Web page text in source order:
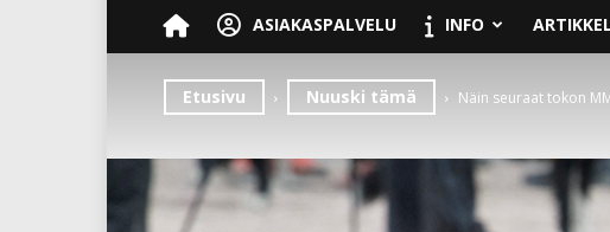
ASIAKASPALVELU INFO
Etusivu Nuuski tämä Näin seuraat tokon